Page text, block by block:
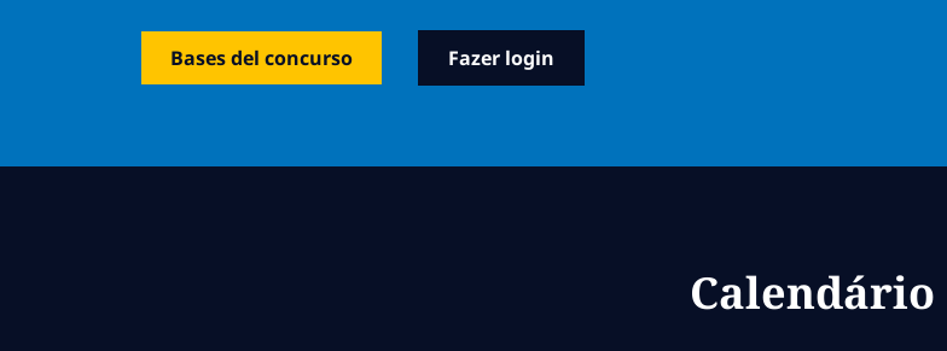
Bases del concurso Fazer login
Calendário